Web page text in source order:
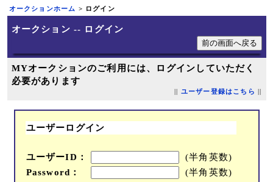
オークションホーム > ログイン
オークション -- ログイン
MYオークションのご利用には、ログインしていただく
必要があります
ユーザー登録はこちら
ユーザーログイン
ユーザーID：
(半角英数)
Password：
(半角英数)